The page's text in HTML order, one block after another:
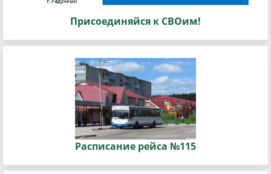
Присоединяйся к СВОим!
Расписание рейса №115